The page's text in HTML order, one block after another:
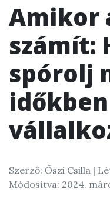
Amikor
számít:
spórolj
időkben
Szerző: Őszi Csilla |
Módosítva: 2024.